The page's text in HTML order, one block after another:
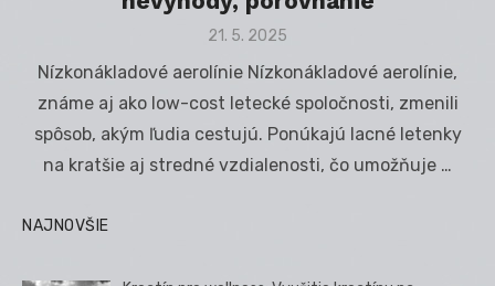
Posted
21. 5. 2025
Nízkonákladové aerolínie Nízkonákladové aerolínie,
známe aj ako low-cost letecké spoločnosti, zmenili
spôsob, akým ľudia cestujú. Ponúkajú lacné letenky
na kratšie aj stredné vzdialenosti, čo umožňuje …
NAJNOVŠIE